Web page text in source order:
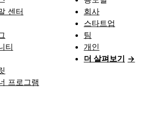
센터
티
프로그램
회사
스타트업
팀
개인
더 살펴보기 →